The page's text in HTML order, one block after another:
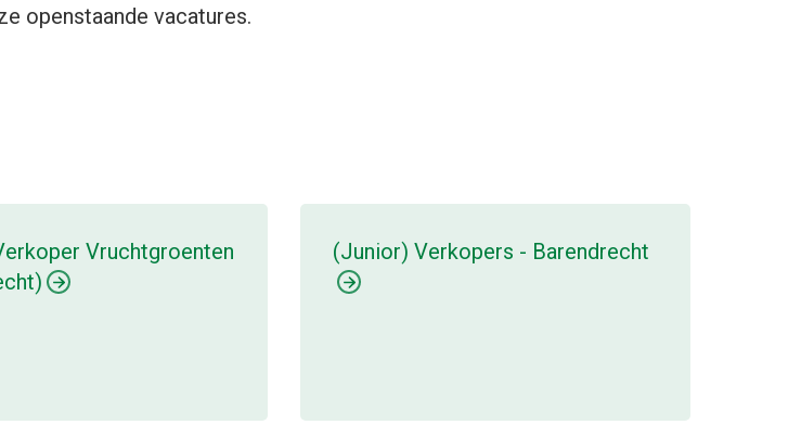
openstaande vacatures.
Vruchtgroenten
(Junior) Verkopers - Barendrecht